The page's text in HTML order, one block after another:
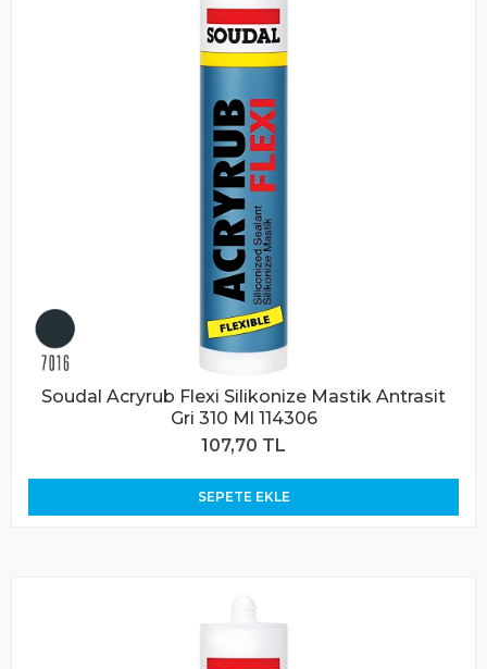
Soudal Acryrub Flexi Silikonize Mastik Antrasit
Gri 310 Ml 114306
107,70 TL
SEPETE EKLE